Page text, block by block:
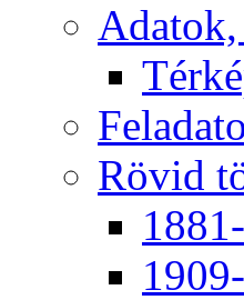
Rö­vid